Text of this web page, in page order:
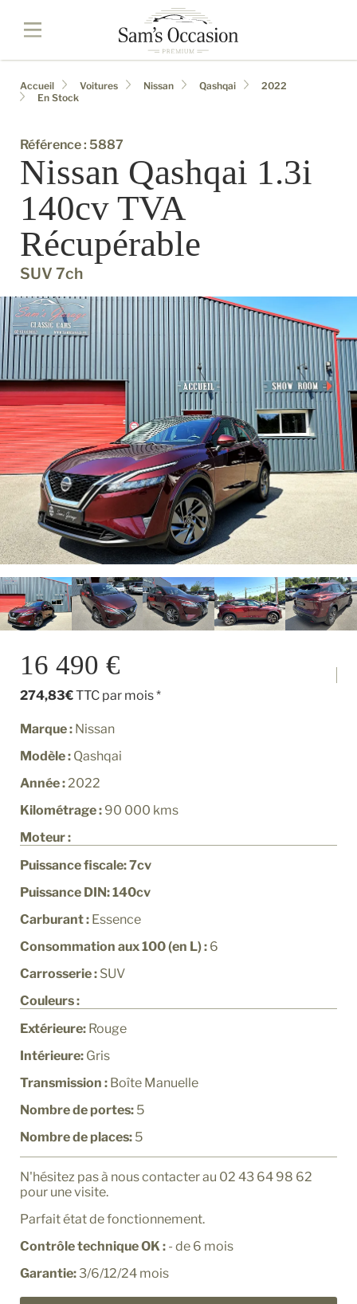
Accueil Voitures Nissan Qashqai
2022
En Stock
Référence : 5887
Nissan Qashqai 1.3i
140cv TVA
Récupérable
SUV 7ch
16 490 €
274,83€TTC par mois *
Marque : Nissan
Modèle : Qashqai
Année :2022
Kilométrage : 90 000 kms
Moteur :
Puissance fiscale: 7cv
Puissance DIN: 140cv
Carburant : Essence
Consommation aux 100 (en L) : 6
Carrosserie : SUV
Couleurs :
Extérieure: Rouge
Intérieure: Gris
Transmission : Boîte Manuelle
Nombre de portes: 5
Nombre de places: 5
N'hésitez pas à nous contacter au 02 43 64 98 62
pour une visite.
Parfait état de fonctionnement.
Contrôle technique OK : - de 6 mois
Garantie:3/6/12/24 mois